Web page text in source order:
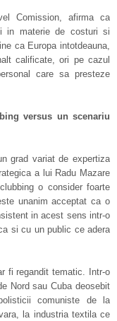
Comission, afirma ca
in materie de costuri si
ca Europa intotdeauna,
calificate, ori pe cazul
care sa presteze
versus un scenariu
grad variat de expertiza
a lui Radu Mazare
o consider foarte
unanim acceptat ca o
in acest sens intr-o
si cu un public ce adera
fi regandit tematic. Intr-o
Nord sau Cuba deosebit
comuniste de la
la industria textila ce